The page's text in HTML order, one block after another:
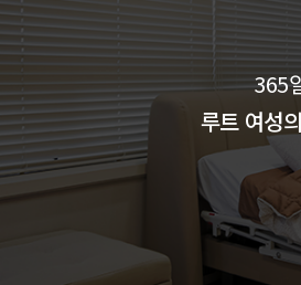
365
루트 여성